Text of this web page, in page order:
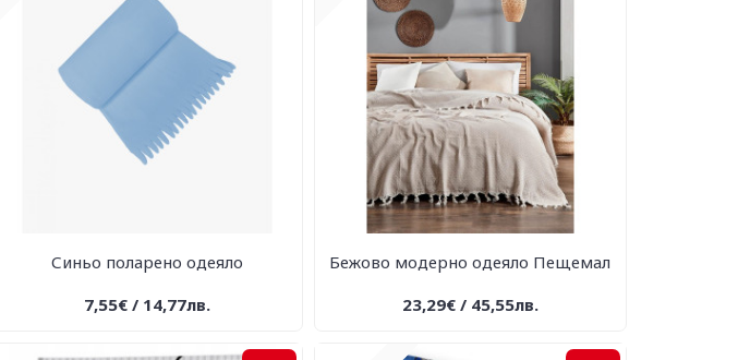
Синьо поларено одеяло
7,55€ / 14,77лв.
Бежово модерно одеяло Пещемал
23,29€ / 45,55лв.